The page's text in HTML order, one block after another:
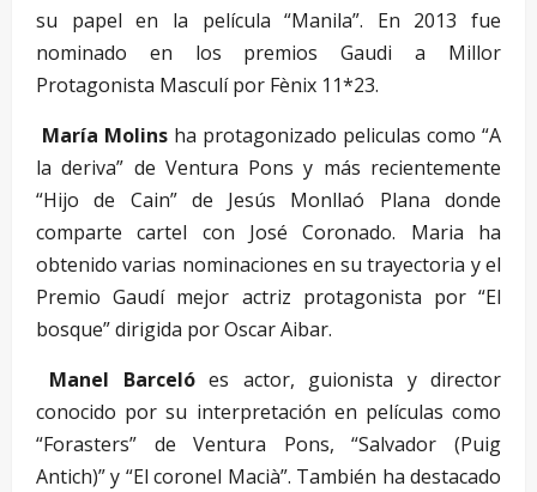
su papel en la película “Manila”. En 2013 fue
nominado en los premios Gaudi a Millor
Protagonista Masculí por Fènix 11*23.
María Molins ha protagonizado peliculas como “A
la deriva” de Ventura Pons y más recientemente
“Hijo de Cain” de Jesús Monllaó Plana donde
comparte cartel con José Coronado. Maria ha
obtenido varias nominaciones en su trayectoria y el
Premio Gaudí mejor actriz protagonista por “El
bosque” dirigida por Oscar Aibar.
Manel Barcelóes actor, guionista y director
conocido por su interpretación en películas como
“Forasters” de Ventura Pons, “Salvador (Puig
Antich)” y “El coronel Macià”. También ha destacado